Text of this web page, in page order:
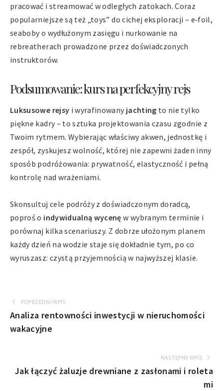
pracować i streamować w odległych zatokach. Coraz
popularniejsze są też „toys” do cichej eksploracji – e‑foil,
seaboby o wydłużonym zasięgu i nurkowanie na
rebreatherach prowadzone przez doświadczonych
instruktorów.
Podsumowanie: kurs na perfekcyjny rejs
Luksusowe rejsy i wyrafinowany jachting to nie tylko
piękne kadry – to sztuka projektowania czasu zgodnie z
Twoim rytmem. Wybierając właściwy akwen, jednostkę i
zespół, zyskujesz wolność, której nie zapewni żaden inny
sposób podróżowania: prywatność, elastyczność i pełną
kontrolę nad wrażeniami.
Skonsultuj cele podróży z doświadczonym doradcą,
poproś o indywidualną wycenę w wybranym terminie i
porównaj kilka scenariuszy. Z dobrze ułożonym planem
każdy dzień na wodzie staje się dokładnie tym, po co
wyruszasz: czystą przyjemnością w najwyższej klasie.
POPRZEDNI WPIS
Analiza rentowności inwestycji w nieruchomości
wakacyjne
NASTĘPNY WPIS
Jak łączyć żaluzje drewniane z zasłonami i roleta
mi